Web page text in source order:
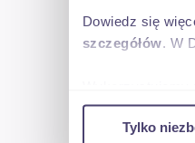
Dowiedz się
szczegółów. W
w naszej
reklamowym i
Tylko